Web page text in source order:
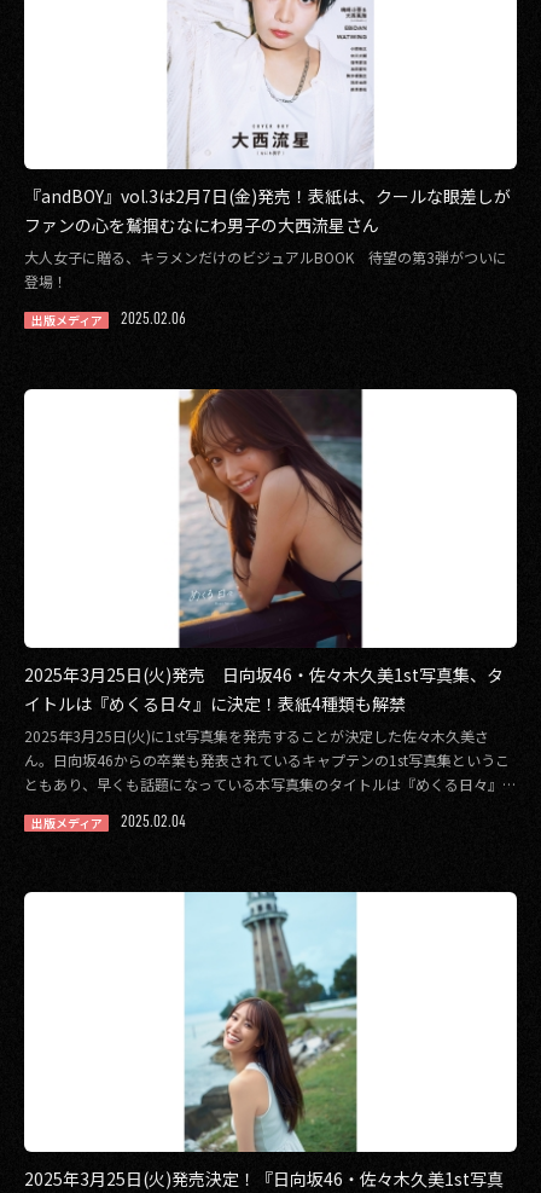
『andBOY』vol.3は2月7日(金)発売！表紙は、クールな眼差しが
ファンの心を鷲掴むなにわ男子の大西流星さん
大人女子に贈る、キラメンだけのビジュアルBOOK 待望の第3弾がついに
登場！
出版メディア 2025.02.06
2025年3月25日(火)発売 日向坂46・佐々木久美1st写真集、タ
イトルは『めくる日々』に決定！表紙4種類も解禁
2025年3月25日(火)に1st写真集を発売することが決定した佐々木久美さ
ん。日向坂46からの卒業も発表されているキャプテンの1st写真集というこ
ともあり、早くも話題になっている本写真集のタイトルは『めくる日々』に
出版メディア 2025.02.04
2025年3月25日(火)発売決定！『日向坂46・佐々木久美1st写真